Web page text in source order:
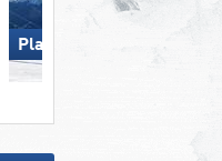
Plan de Corones